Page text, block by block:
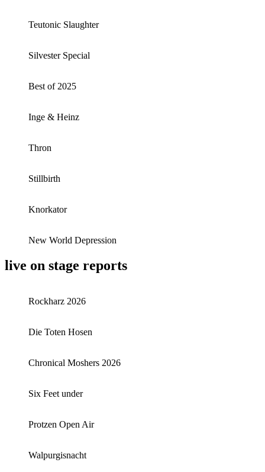
Teutonic Slaughter
Silvester Special
Best of 2025
Inge & Heinz
Thron
Stillbirth
Knorkator
New World Depression
live on stage reports
Rockharz 2026
Die Toten Hosen
Chronical Moshers 2026
Six Feet under
Protzen Open Air
Walpurgisnacht